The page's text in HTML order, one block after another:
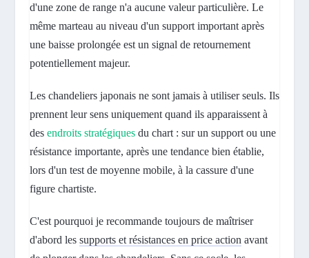
d'une zone de range n'a aucune valeur particulière. Le
même marteau au niveau d'un support important après
une baisse prolongée est un signal de retournement
potentiellement majeur.
Les chandeliers japonais ne sont jamais à utiliser seuls. Ils
prennent leur sens uniquement quand ils apparaissent à
des endroits stratégiquesdu chart : sur un support ou une
résistance importante, après une tendance bien établie,
lors d'un test de moyenne mobile, à la cassure d'une
figure chartiste.
C'est pourquoi je recommande toujours de maîtriser
d'abord les supports et résistances en price action avant